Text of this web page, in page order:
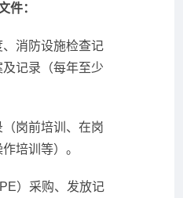
件：
消防设施检查记
记录（每年至少
岗前培训、在岗
培训等）。
）采购、发放记